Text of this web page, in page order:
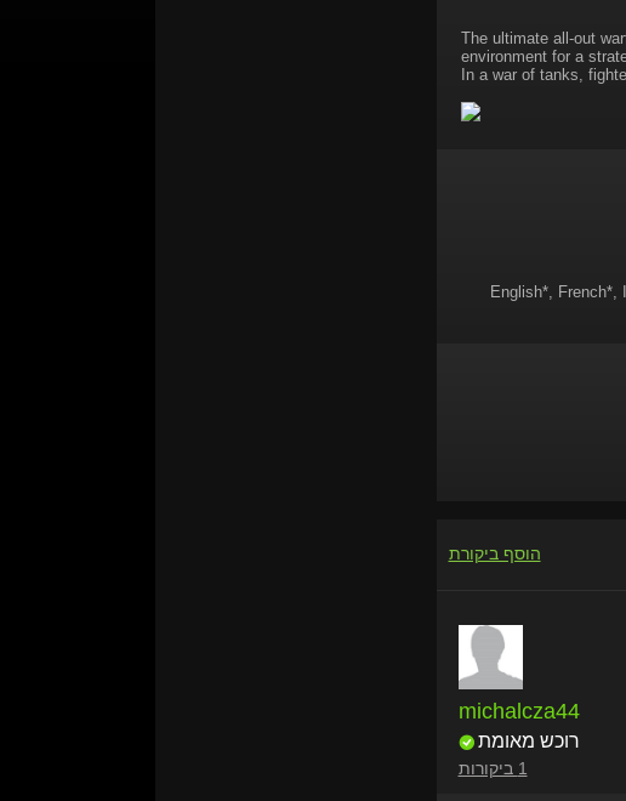
The ultimate all-out
environment for a
In a war of tanks,
English*, French*,
הוסף ביקורת
michalcza44
רוכש מאומת
1 ביקורות